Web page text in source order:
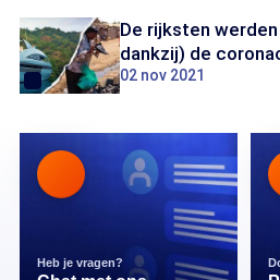
De rijksten
dankzij) de
02 nov 2021
Heb je vragen?